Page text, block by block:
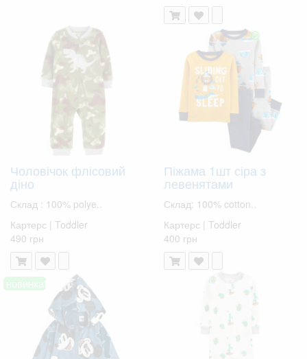
Чоловічок флісовий
діно
Склад : 100% polye..
Картерс | Toddler
490 грн
Піжама 1шт сіра з
левенятами
Склад: 100% cotton..
Картерс | Toddler
400 грн
новинка!